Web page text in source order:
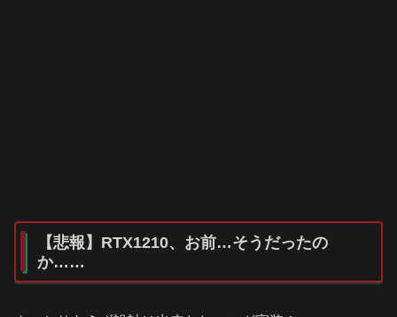
【悲報】RTX1210、お前…そうだったの
か……